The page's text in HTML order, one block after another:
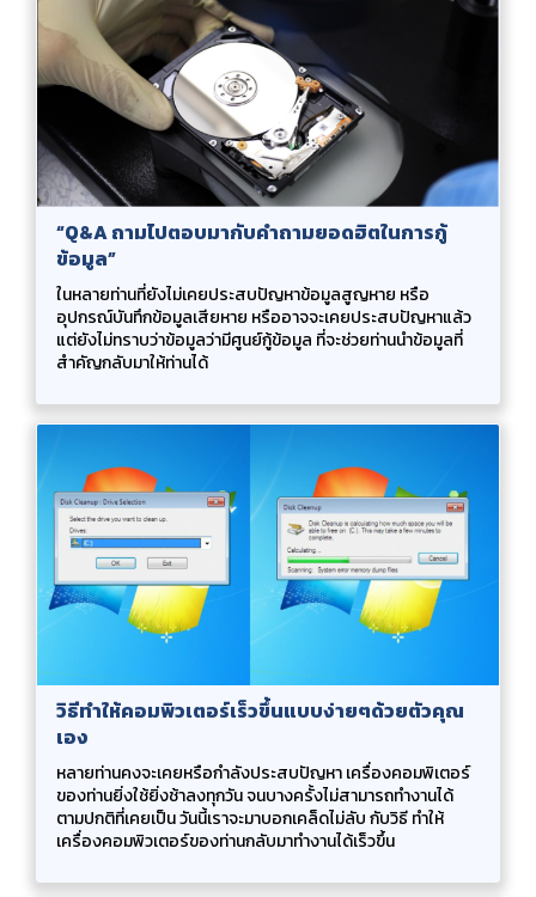
“Q&A ถามไปตอบมากับคำถามยอดฮิตในการกู้
ข้อมูล”
ในหลายท่านที่ยังไม่เคยประสบปัญหาข้อมูลสูญหาย หรือ
อุปกรณ์บันทึกข้อมูลเสียหาย หรืออาจจะเคยประสบปัญหาแล้ว
แต่ยังไม่ทราบว่าข้อมูลว่ามีศูนย์กู้ข้อมูล ที่จะช่วยท่านนำข้อมูลที่
สำคัญกลับมาให้ท่านได้
วิธีทําให้คอมพิวเตอร์เร็วขึ้นแบบง่ายๆด้วยตัวคุณ
เอง
หลายท่านคงจะเคยหรือกําลังประสบปัญหา เครื่องคอมพิเตอร์
ของท่านยิ่งใช้ยิ่งช้าลงทุกวัน จนบางครั้งไม่สามารถทํางานได้
ตามปกติที่เคยเป็น วันนี้เราจะมาบอกเคล็ดไม่ลับ กับวิธี ทําให้
เครื่องคอมพิวเตอร์ของท่านกลับมาทํางานได้เร็วขึ้น